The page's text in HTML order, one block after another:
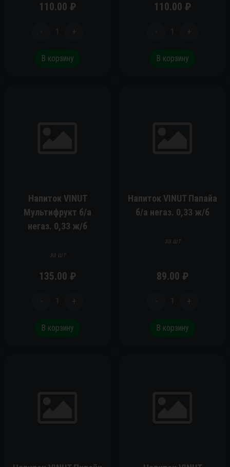
110.00 ₽
- 1 +
В корзину
110.00 ₽
- 1 +
В корзину
Напиток VINUT
Мультифрукт б/а
негаз. 0,33 ж/б
за шт
135.00 ₽
- 1 +
В корзину
Напиток VINUT Папайа
б/а негаз. 0,33 ж/б
за шт
89.00 ₽
- 1 +
В корзину